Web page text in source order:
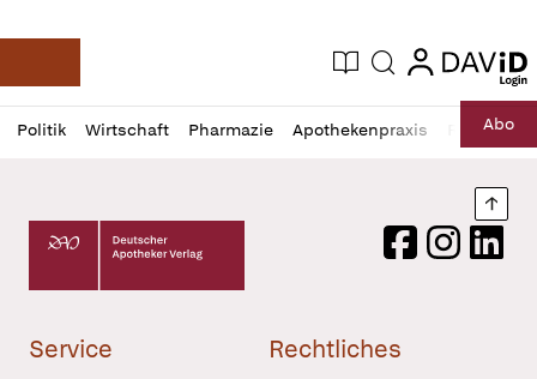
Deutsche Apotheker Zeitung
Aktuelle Ausgabe
Suche login
login
Politik Wirtschaft Pharmazie Apothekenpraxis RechtAbo
Profil
öffnen
Daz
Pur
Deutscher Apotheker Verlag Logo
FacebookInstagram
Service Rechtliches